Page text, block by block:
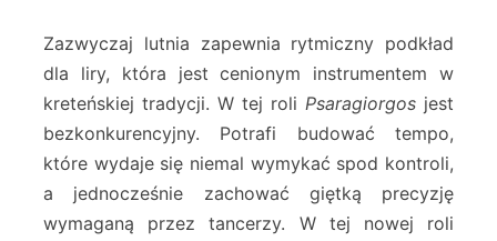
Zazwyczaj lutnia zapewnia rytmiczny podkład
dla liry, która jest cenionym instrumentem w
kreteńskiej tradycji. W tej roli Psaragiorgos jest
bezkonkurencyjny. Potrafi budować tempo,
które wydaje się niemal wymykać spod kontroli,
a jednocześnie zachować giętką precyzję
wymaganą przez tancerzy. W tej nowej roli